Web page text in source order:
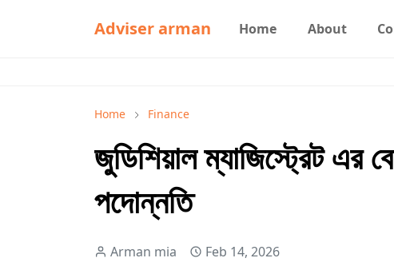
Adviser arman Home About
Home Finance
জুডিশিয়াল ম্যাজিস্ট্রেট
পদোন্নতি
Arman mia Feb 14, 2026